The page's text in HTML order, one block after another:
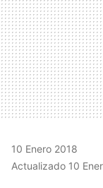
10 Enero 2018
Actualizado 10